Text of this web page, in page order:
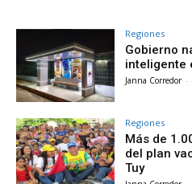
Regiones
Gobierno
inteligente
Janna Corredor -
Regiones
Más de
del plan
Tuy